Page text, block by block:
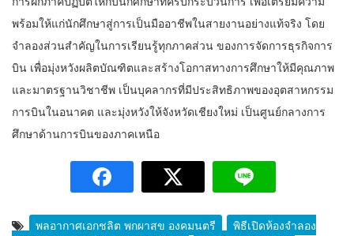
พร้อมให้แก่นักศึกษาสู่การเป็นมืออาชีพในสายงานอย่างแท้จริง โดย
จำลองส่วนสำคัญในการเรียนรู้ทุกภาคส่วน ของการจัดการธุรกิจการ
บิน เพื่อมุ่งหวังผลิตบัณฑิตและสร้างโอกาสทางการศึกษาให้มีคุณภาพ
และมาตรฐานวิชาชีพ เป็นบุคลากรที่มีประสิทธิภาพของอุตสาหกรรม
การบินในอนาคต และมุ่งหวังให้จังหวัดเชียงใหม่ เป็นศูนย์กลางการ
ศึกษาด้านการบินของภาคเหนือ
พลอากาศเอกชลิต พุกผาสุข องคมนตรี
พิธีเปิดห้องจำลอง